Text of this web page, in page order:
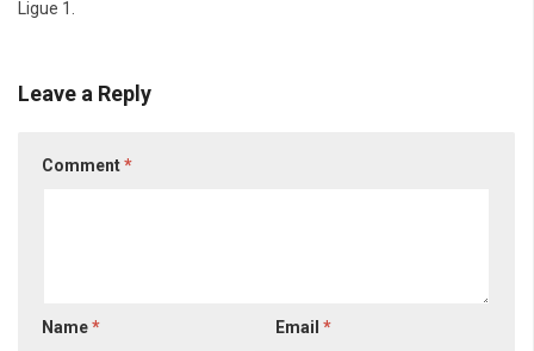
Ligue 1.
Leave a Reply
Comment*
Name* Email*